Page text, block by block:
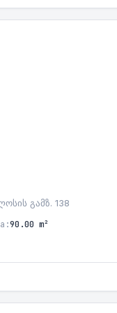
გამზ. 138
90.00 m²